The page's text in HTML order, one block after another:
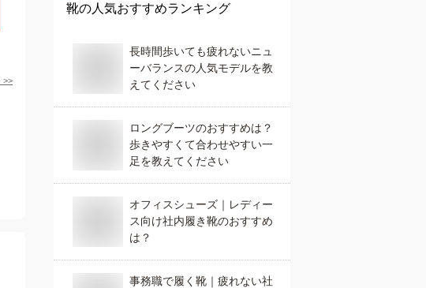
>>
靴の人気おすすめランキング
長時間歩いても疲れないニュ
ーバランスの人気モデルを教
えてください
ロングブーツのおすすめは？
歩きやすくて合わせやすい一
足を教えてください
オフィスシューズ｜レディー
ス向け社内履き靴のおすすめ
は？
事務職で履く靴｜疲れない社